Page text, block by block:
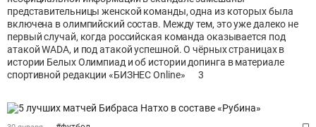
представительницы женской команды, одна из которых была
включена в олимпийский состав. Между тем, это уже далеко не
первый случай, когда российская команда оказывается под
атакой WADA, и под атакой успешной. О чёрных страницах в
истории Белых Олимпиад и об истории допинга в материале
спортивной редакции «БИЗНЕС Online»
3